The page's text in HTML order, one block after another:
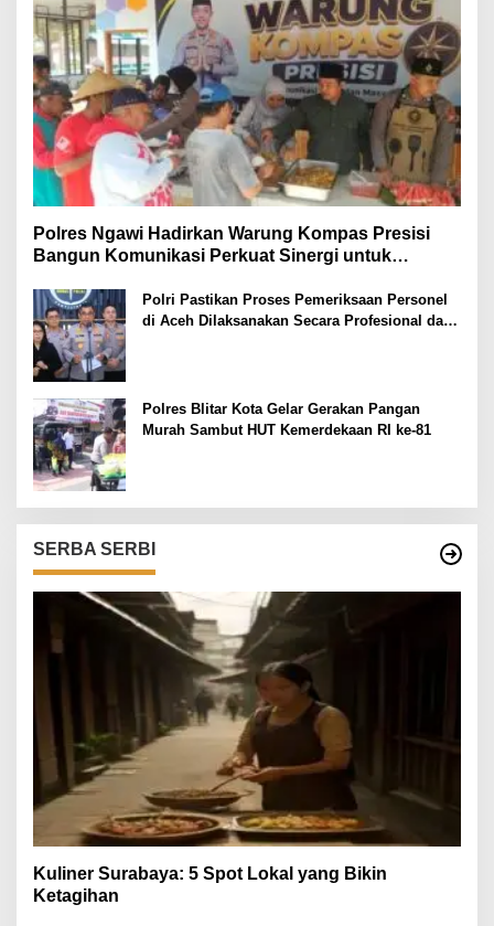
Polres Ngawi Hadirkan Warung Kompas Presisi
Bangun Komunikasi Perkuat Sinergi untuk
Polri Pastikan Proses Pemeriksaan Personel
di Aceh Dilaksanakan Secara Profesional dan
Polres Blitar Kota Gelar Gerakan Pangan
Murah Sambut HUT Kemerdekaan RI ke-81
SERBA SERBI
Kuliner Surabaya: 5 Spot Lokal yang Bikin
Ketagihan